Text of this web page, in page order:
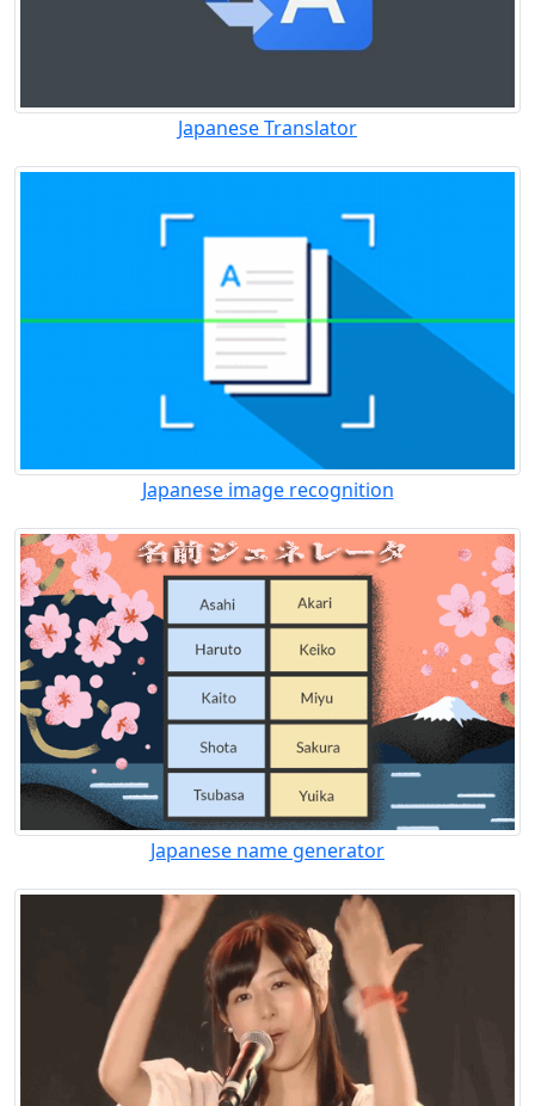
Japanese Translator
Japanese image recognition
Japanese name generator